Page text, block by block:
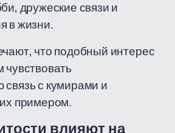
дружеские связи и
в жизни.
что подобный интерес
с кумирами и
примером.
влияют на